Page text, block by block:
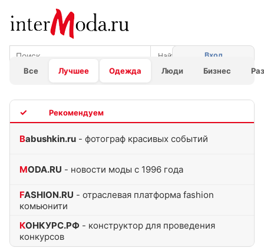
Все Лучшее Одежда Люди Бизнес
Вход
Babushkin.ru - фотограф красивых событий
MODA.RU - новости моды с 1996 года
FASHION.RU - отраслевая платформа fashion
комьюнити
КОНКУРС.РФ - конструктор для проведения
конкурсов